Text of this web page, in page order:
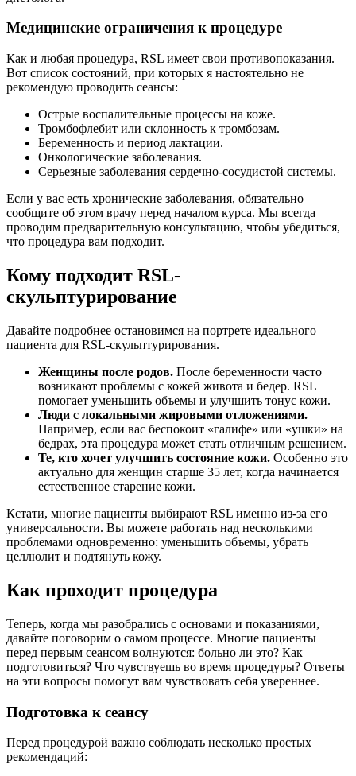
Медицинские ограничения к процедуре
Как и любая процедура, RSL имеет свои противопоказания.
Вот список состояний, при которых я настоятельно не
рекомендую проводить сеансы:
Острые воспалительные процессы на коже.
Тромбофлебит или склонность к тромбозам.
Беременность и период лактации.
Онкологические заболевания.
Серьезные заболевания сердечно-сосудистой системы.
Если у вас есть хронические заболевания, обязательно
сообщите об этом врачу перед началом курса. Мы всегда
проводим предварительную консультацию, чтобы убедиться,
что процедура вам подходит.
Кому подходит RSL-
скульптурирование
Давайте подробнее остановимся на портрете идеального
пациента для RSL-скульптурирования.
Женщины после родов. После беременности часто
возникают проблемы с кожей живота и бедер. RSL
помогает уменьшить объемы и улучшить тонус кожи.
Люди с локальными жировыми отложениями.
Например, если вас беспокоит «галифе» или «ушки» на
бедрах, эта процедура может стать отличным решением.
Те, кто хочет улучшить состояние кожи. Особенно это
актуально для женщин старше 35 лет, когда начинается
естественное старение кожи.
Кстати, многие пациенты выбирают RSL именно из-за его
универсальности. Вы можете работать над несколькими
проблемами одновременно: уменьшить объемы, убрать
целлюлит и подтянуть кожу.
Как проходит процедура
Теперь, когда мы разобрались с основами и показаниями,
давайте поговорим о самом процессе. Многие пациенты
перед первым сеансом волнуются: больно ли это? Как
подготовиться? Что чувствуешь во время процедуры? Ответы
на эти вопросы помогут вам чувствовать себя увереннее.
Подготовка к сеансу
Перед процедурой важно соблюдать несколько простых
рекомендаций: